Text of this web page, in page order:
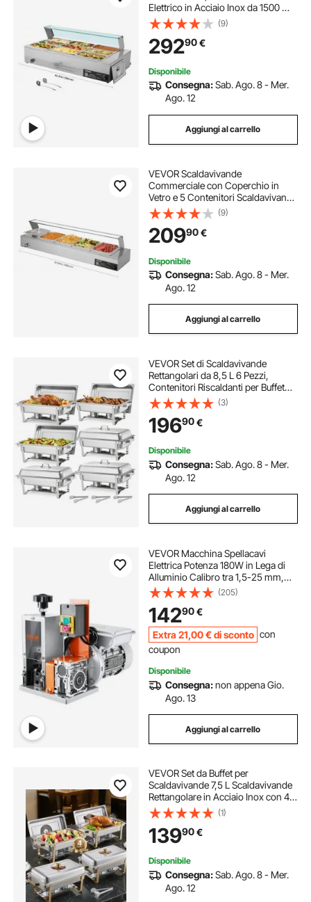
Elettrico in Acciaio Inox da 1500 W
con Coperchio in Vetro,
Bagnomaria da Banco a 9 Teglie,
con Mestoli per Zuppa e Forati, per
Ristoranti
(9)
29290€
Disponibile
Consegna:Sab. Ago. 8 - Mer.
Ago. 12
Aggiungi al carrello
VEVOR Scaldavivande
Commerciale con Coperchio in
Vetro e 5 Contenitori Scaldavivande
da 1500 W in Acciaio Inossidabile,
Contenitori per Buffet, per Alimenti
a Bagnomaria per Ristoranti, Feste
(9)
20990€
Disponibile
Consegna:Sab. Ago. 8 - Mer.
Ago. 12
Aggiungi al carrello
VEVOR Set di Scaldavivande
Rettangolari da 8,5 L 6 Pezzi,
Contenitori Riscaldanti per Buffet
con Manico e 3 Pinze per Alimenti e
Coperchio e Porta Combustibile,
Adatti per Banchetti, Feste
(3)
19690€
Disponibile
Consegna:Sab. Ago. 8 - Mer.
Ago. 12
Aggiungi al carrello
VEVOR Macchina Spellacavi
Elettrica Potenza 180W in Lega di
Alluminio Calibro tra 1,5-25 mm,
Macchinetta Spellafili Elettrica per
Cablaggio Cavi Elettrici 27 x 31 x
30cm, Macchina Elettrica Spellacavi
(205)
14290€
Extra 21,00 €di sconto con
coupon
Disponibile
Consegna:non appena Gio.
Ago. 13
Aggiungi al carrello
VEVOR Set da Buffet per
Scaldavivande 7,5 L Scaldavivande
Rettangolare in Acciaio Inox con 4
Padelle di Dimensioni Standard,
Coperchio in Vetro, Supporto
Pieghevole per Padella per Acqua e
Carburante
(1)
13990€
Disponibile
Consegna:Sab. Ago. 8 - Mer.
Ago. 12